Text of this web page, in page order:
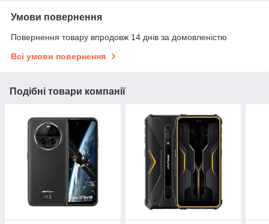
Умови повернення
Повернення товару впродовж 14 днів за домовленістю
Всі умови повернення
Подібні товари компанії